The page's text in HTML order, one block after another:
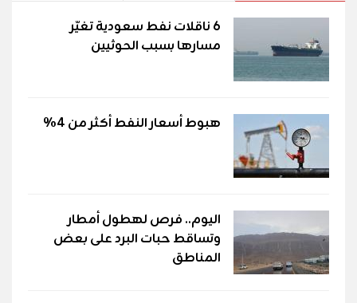
6 ناقلات نفط سعودية تغيّر
مسارها بسبب الحوثيين
هبوط أسعار النفط أكثر من 4%
اليوم.. فرص لهطول أمطار
وتساقط حبات البرد على بعض
المناطق